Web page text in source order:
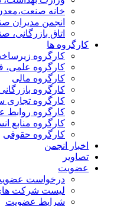
خانه
انجمن مدیران
اتاق
کارگروه ها
کارگروه
کارگروه علمی،
کارگروه مالی
کارگروه
کارگروه تجاری
کارگروه روابط
کارگروه منابع
کارگروه حقوقی
اخبار انجمن
تصاویر
عضویت
درخواست
لیست شرکت
شرایط عضویت